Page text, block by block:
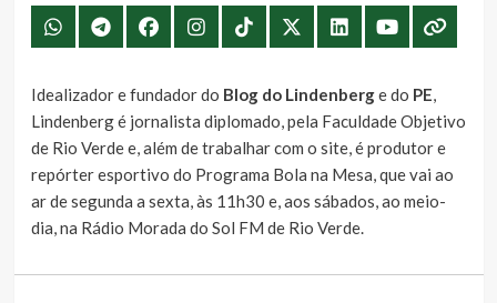
Idealizador e fundador do Blog do Lindenberge do PE,
Lindenberg é jornalista diplomado, pela Faculdade Objetivo
de Rio Verde e, além de trabalhar com o site, é produtor e
repórter esportivo do Programa Bola na Mesa, que vai ao
ar de segunda a sexta, às 11h30 e, aos sábados, ao meio-
dia, na Rádio Morada do Sol FM de Rio Verde.